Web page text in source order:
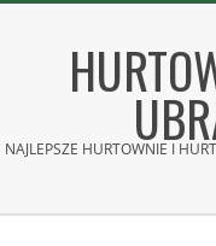
NAJLEPSZE HURTOWNIE I